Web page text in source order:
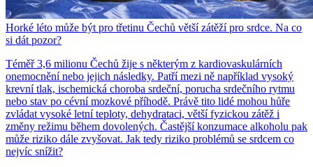
Horké léto může být pro třetinu Čechů větší zátěží pro srdce. Na co
si dát pozor?
Téměř 3,6 milionu Čechů žije s některým z kardiovaskulárních
onemocnění nebo jejich následky. Patří mezi ně například vysoký
krevní tlak, ischemická choroba srdeční, porucha srdečního rytmu
nebo stav po cévní mozkové příhodě. Právě tito lidé mohou hůře
zvládat vysoké letní teploty, dehydrataci, větší fyzickou zátěž i
změny režimu během dovolených. Častější konzumace alkoholu pak
může riziko dále zvyšovat. Jak tedy riziko problémů se srdcem co
nejvíc snížit?